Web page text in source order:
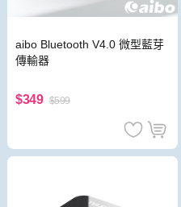
aibo Bluetooth V4.0 微型藍芽
傳輸器
$349 $599